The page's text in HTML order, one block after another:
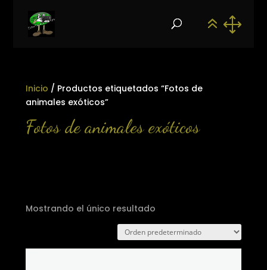
Inicio / Productos etiquetados “Fotos de
animales exóticos”
Fotos de animales exóticos
Mostrando el único resultado